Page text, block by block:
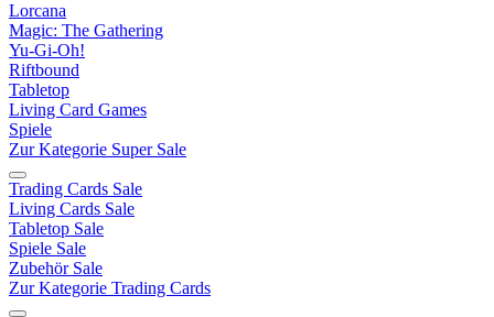
Lorcana
Magic: The Gathering
Yu-Gi-Oh!
Riftbound
Tabletop
Living Card Games
Spiele
Zur Kategorie Super Sale
Trading Cards Sale
Living Cards Sale
Tabletop Sale
Spiele Sale
Zubehör Sale
Zur Kategorie Trading Cards